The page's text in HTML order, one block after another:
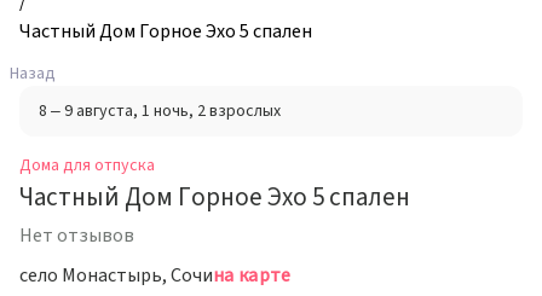
спален,
Адлер,
Россия
Частный Дом Горное Эхо 5 спален
Назад
8 – 9 августа, 1 ночь, 2 взрослых
Дома для отпуска
Частный Дом Горное Эхо 5 спален
Нет отзывов
село Монастырь, Сочина карте